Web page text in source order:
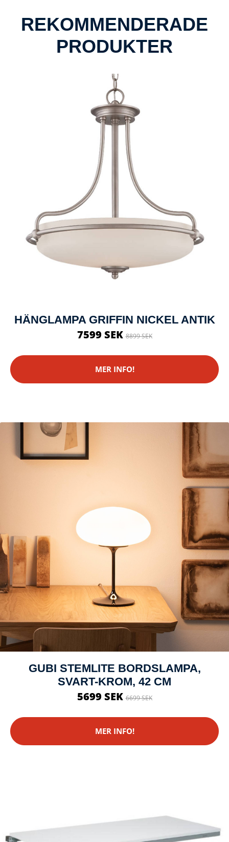
REKOMMENDERADE
PRODUKTER
HÄNGLAMPA GRIFFIN NICKEL ANTIK
7599 SEK8899 SEK
MER INFO!
GUBI STEMLITE BORDSLAMPA,
SVART-KROM, 42 CM
5699 SEK6699 SEK
MER INFO!